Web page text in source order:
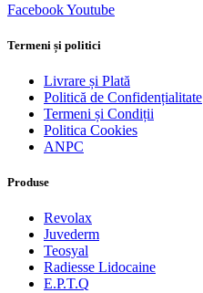
FacebookYoutube
Termeni și politici
Livrare și Plată
Politică de Confidențialitate
Termeni și Condiții
Politica Cookies
ANPC
Produse
Revolax
Juvederm
Teosyal
Radiesse Lidocaine
E.P.T.Q